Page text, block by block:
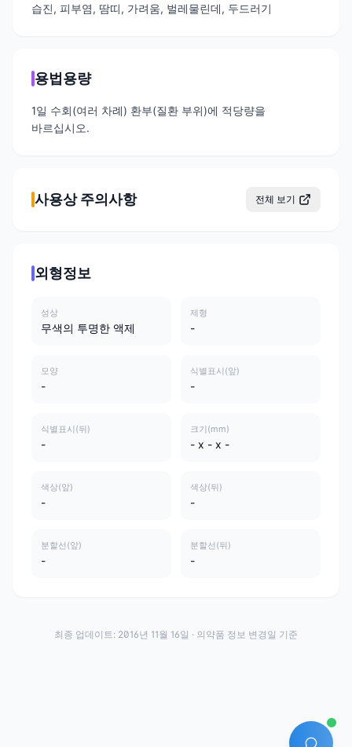
습진, 피부염, 땀띠, 가려움, 벌레물린데, 두드러기
용법용량
1일 수회(여러 차례) 환부(질환 부위)에 적당량을
바르십시오.
사용상 주의사항 전체 보기
외형정보
성상
무색의 투명한 액제
제형
-
모양
-
식별표시(앞)
-
식별표시(뒤)
-
크기(mm)
- x - x -
색상(앞)
-
색상(뒤)
-
분할선(앞)
-
분할선(뒤)
-
최종 업데이트: 2016년 11월 16일 · 의약품 정보 변경일 기준